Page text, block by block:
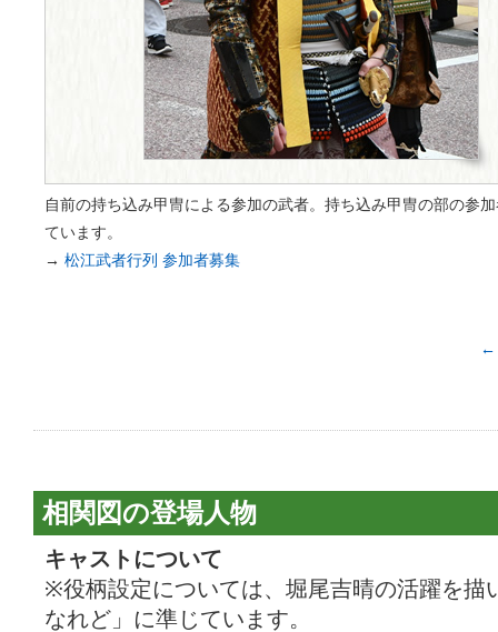
自前の持ち込み甲冑による参加の武者。持ち込み甲冑の部の参
ています。
→ 松江武者行列 参加者募集
←
相関図の登場人物
キャストについて
※役柄設定については、堀尾吉晴の活躍を描
なれど」に準じています。